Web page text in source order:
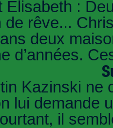
Elisabeth :
de rêve...
deux
d’années.
Kazinski ne
lui demande
il